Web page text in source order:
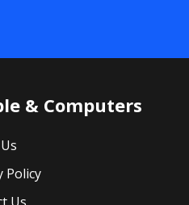
& Computers
Policy